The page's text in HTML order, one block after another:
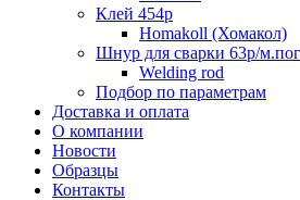
Клей 454р
Homakoll (Хомакол)
Шнур для сварки 63р/м.пог
Welding rod
Подбор по параметрам
Доставка и оплата
О компании
Новости
Образцы
Контакты